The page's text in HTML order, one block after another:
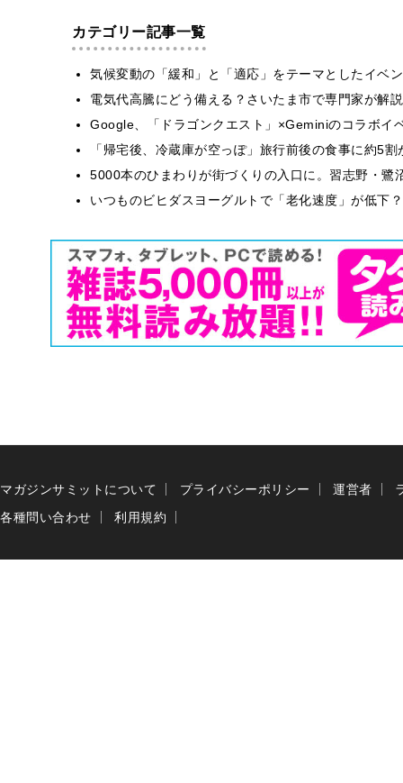
カテゴリー記事一覧
気候変動の「緩和」と「適応」をテーマとしたイベ
電気代高騰にどう備える？さいたま市で専門家が解
Google、「ドラゴンクエスト」×Geminiのコラボイ
「帰宅後、冷蔵庫が空っぽ」旅行前後の食事に約5
5000本のひまわりが街づくりの入口に。習志野・
いつものビヒダスヨーグルトで「老化速度」が低
マガジンサミットについて プライバシーポリシー 運営者
各種問い合わせ
利用規約